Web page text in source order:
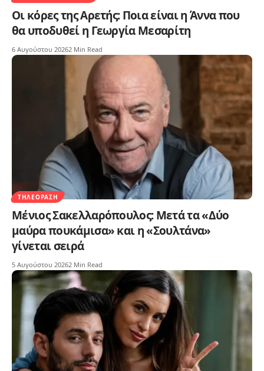
Οι κόρες της Αρετής: Ποια είναι η Άννα που
θα υποδυθεί η Γεωργία Μεσαρίτη
6 Αυγούστου 20262 Min Read
ΤΗΛΕΌΡΑΣΗ
Μένιος Σακελλαρόπουλος: Μετά τα «Δύο
μαύρα πουκάμισα» και η «Σουλτάνα»
γίνεται σειρά
5 Αυγούστου 20262 Min Read